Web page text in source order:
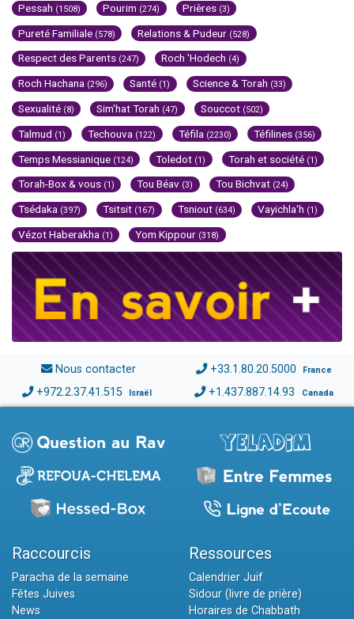
Pessah (1508) Pourim (274) Prières (3)
Pureté Familiale (578) Relations & Pudeur (528)
Respect des Parents (247) Roch 'Hodech (4)
Roch Hachana (296) Santé (1) Science & Torah (33)
Sexualité (8) Sim'hat Torah (47) Souccot (502)
Talmud (1) Techouva (122) Téfila (2230) Téfilines (356)
Temps Messianique (124) Toledot (1) Torah et société (1)
Torah-Box & vous (1) Tou Béav (3) Tou Bichvat (24)
Tsédaka (397) Tsitsit (167) Tsniout (634) Vayichla'h (1)
Vézot Haberakha (1) Yom Kippour (318)
Nous contacter +33.1.80.20.5000 France
+972.2.37.41.515 Israël +1.437.887.14.93 Canada
Raccourcis
Paracha de la semaine
Fêtes Juives
News
Ressources
Calendrier Juif
Sidour (livre de prière)
Horaires de Chabbath